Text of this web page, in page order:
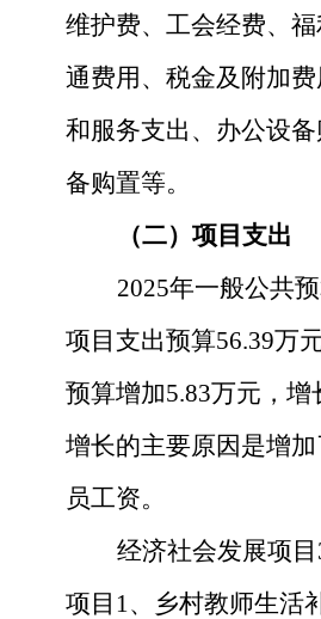
维护费、工会经费、
通费用、税金及附加
和服务支出、办公设
备购置等。
（二）项目支出
2025年一般公共
项目支出预算56.39万
预算增加5.83万元，增
增长的主要原因是增加
员工资。
经济社会发展项目
项目 1、乡村教师生活